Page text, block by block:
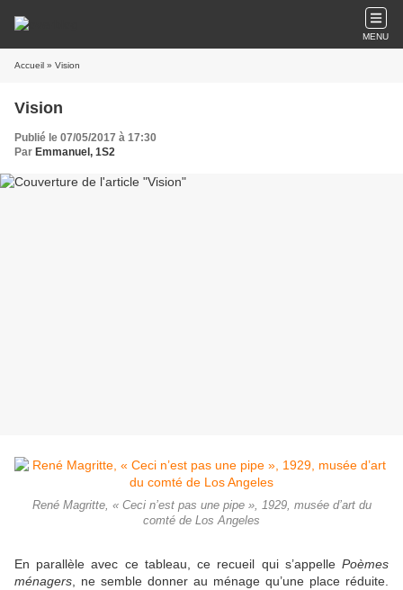
MENU
Accueil » Vision
Vision
Publié le 07/05/2017 à 17:30
Par Emmanuel, 1S2
René Magritte, « Ceci n’est pas une pipe », 1929, musée d’art du
comté de Los Angeles
En parallèle avec ce tableau, ce recueil qui s’appelle Poèmes
ménagers , ne semble donner au ménage qu’une place réduite.